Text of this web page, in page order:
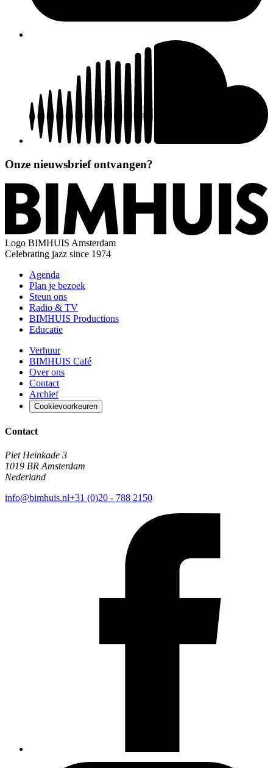
Onze nieuwsbrief ontvangen?
Logo BIMHUIS Amsterdam
Celebrating jazz since 1974
Agenda
Plan je bezoek
Steun ons
Radio & TV
BIMHUIS Productions
Educatie
Verhuur
BIMHUIS Café
Over ons
Contact
Archief
Cookievoorkeuren
Contact
Piet Heinkade 3
1019 BR Amsterdam
Nederland
info@bimhuis.nl+31 (0)20 - 788 2150